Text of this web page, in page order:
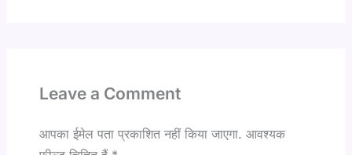
Leave a Comment
आपका ईमेल पता प्रकाशित नहीं किया जाएगा. आवश्यक